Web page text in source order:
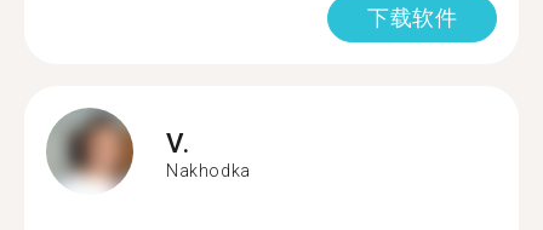
下载软件
V.
Nakhodka